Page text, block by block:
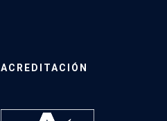
ACREDITACIÓN